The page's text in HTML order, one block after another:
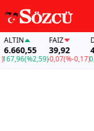
(%2,59)
FAİZ
39,92
-0,07(%-0,17)0,09